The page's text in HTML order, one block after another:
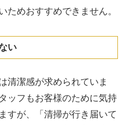
ためおすすめできません。
い
清潔感が求められていま
ッフもお客様のために気持
すが、「清掃が行き届いて